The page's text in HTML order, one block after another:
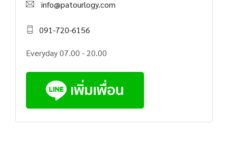
info@patourlogy.com
091-720-6156
Everyday 07.00 - 20.00